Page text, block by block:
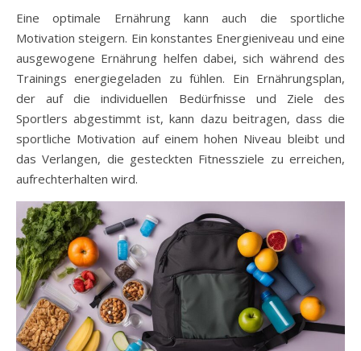
Eine optimale Ernährung kann auch die sportliche
Motivation steigern. Ein konstantes Energieniveau und eine
ausgewogene Ernährung helfen dabei, sich während des
Trainings energiegeladen zu fühlen. Ein Ernährungsplan,
der auf die individuellen Bedürfnisse und Ziele des
Sportlers abgestimmt ist, kann dazu beitragen, dass die
sportliche Motivation auf einem hohen Niveau bleibt und
das Verlangen, die gesteckten Fitnessziele zu erreichen,
aufrechterhalten wird.